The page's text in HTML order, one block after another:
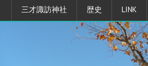
三才諏訪神社 歴史 LINK